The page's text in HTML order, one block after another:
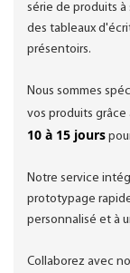
série de produits à
des tableaux
présentoirs.
Nous sommes
vos produits grâce
10 à 15 jours
Notre service
prototypage
personnalisé et à
Collaborez avec